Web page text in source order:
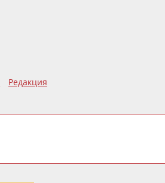
Редакция